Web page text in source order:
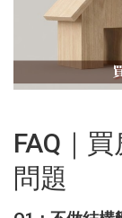
FAQ｜
問題